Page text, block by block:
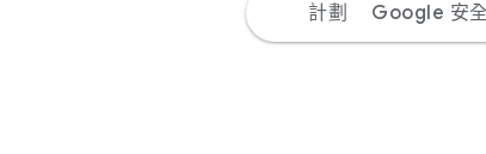
計劃 Google 安